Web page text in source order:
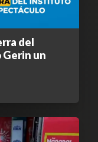
del
un